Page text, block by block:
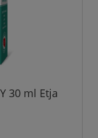
30 ml Etja